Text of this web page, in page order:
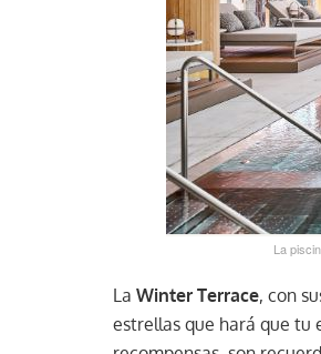
La
La Winter Terrace, con
estrellas que hará que tu